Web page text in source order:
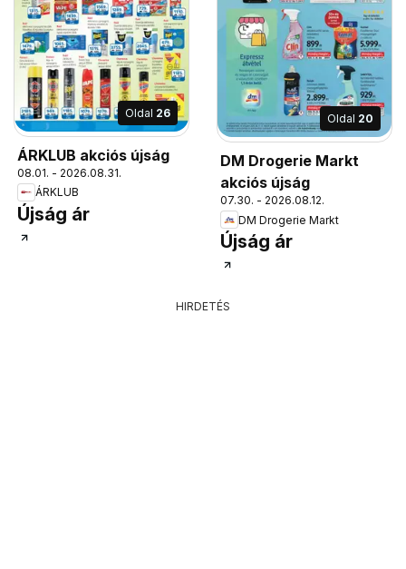
Oldal 26
ÁRKLUB akciós újság
08.01. - 2026.08.31.
ÁRKLUB
Újság ár
Oldal 20
DM Drogerie Markt
akciós újság
07.30. - 2026.08.12.
DM Drogerie Markt
Újság ár
HIRDETÉS